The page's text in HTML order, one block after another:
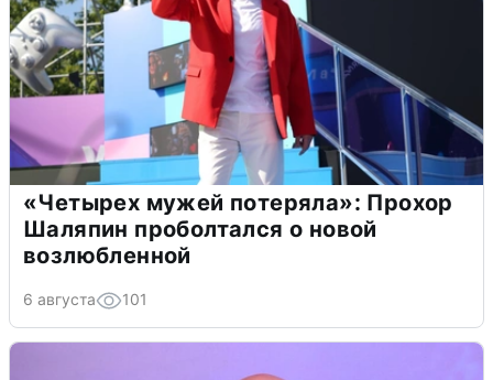
«Четырех мужей потеряла»: Прохор
Шаляпин проболтался о новой
возлюбленной
6 августа 101